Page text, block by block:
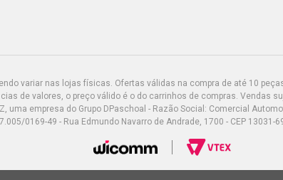
variar nas lojas físicas. Ofertas válidas na compra de até 10
de valores, o preço válido é o do carrinhos de compras. Vendas
uma empresa do Grupo DPaschoal - Razão Social: Comercial
0169-49 - Rua Edmundo Navarro de Andrade, 1700 - CEP 13031-